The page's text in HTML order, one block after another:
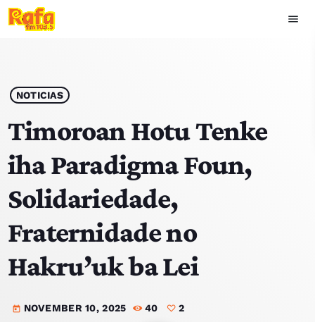
menu
play_arrow OUVIR RAFA
HOME
NOTISIA
EKIPA
TOP 15
PODCAST SIRA
NOTICIAS
Timoroan Hotu Tenke
iha Paradigma Foun,
Solidariedade,
Fraternidade no
Hakru’uk ba Lei
today NOVEMBER 10, 2025 40 2